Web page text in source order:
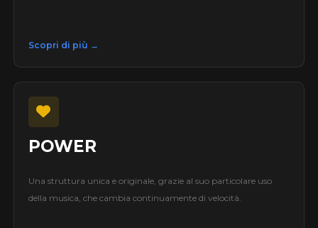
Scopri di più →
POWER
Una struttura unica e originale, grazie al suo particolare uso
della musica, che cambia continuamente di velocità.